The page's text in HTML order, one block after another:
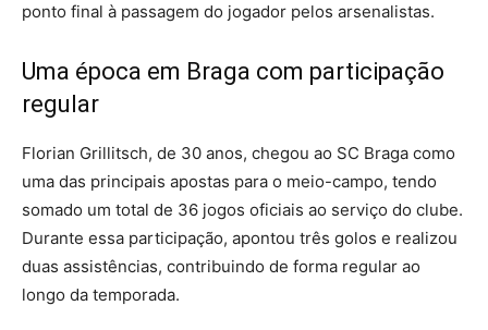
ponto final à passagem do jogador pelos arsenalistas.
Uma época em Braga com participação
regular
Florian Grillitsch, de 30 anos, chegou ao SC Braga como
uma das principais apostas para o meio-campo, tendo
somado um total de 36 jogos oficiais ao serviço do clube.
Durante essa participação, apontou três golos e realizou
duas assistências, contribuindo de forma regular ao
longo da temporada.